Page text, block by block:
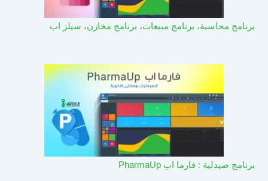
برنامج محاسبة، برنامج مبيعات، برنامج مخازن، سيلز اب
برنامج صيدلية : فارما اب PharmaUp​